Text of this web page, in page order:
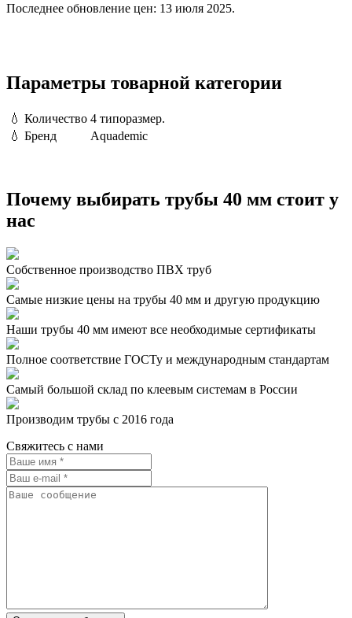
Последнее обновление цен: 13 июля 2025.
Параметры товарной категории
💧 Количество 4 типоразмер.
💧 Бренд Aquademic
Почему выбирать трубы 40 мм стоит у
нас
Собственное производство ПВХ труб
Самые низкие цены на трубы 40 мм и другую продукцию
Наши трубы 40 мм имеют все необходимые сертификаты
Полное соответствие ГОСТу и международным стандартам
Самый большой склад по клеевым системам в России
Производим трубы с 2016 года
Свяжитесь с нами